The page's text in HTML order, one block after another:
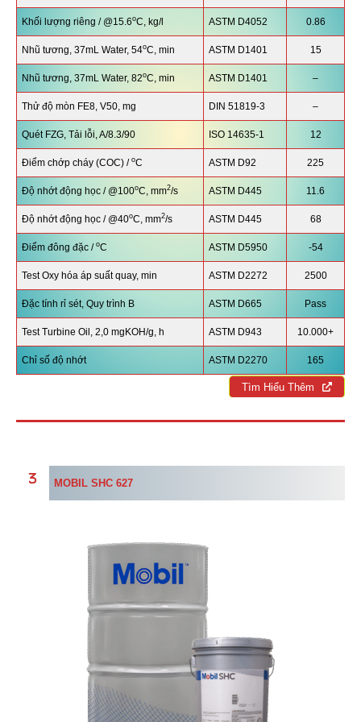
Khối lượng riêng / @15.6oC, kg/l ASTM D4052 0.86
Nhũ tương, 37mL Water, 54oC, min ASTM D1401 15
Nhũ tương, 37mL Water, 82oC, min ASTM D1401 –
Thử độ mòn FE8, V50, mg DIN 51819-3 –
Quét FZG, Tải lỗi, A/8.3/90 ISO 14635-1 12
Điểm chớp cháy (COC) / oC ASTM D92 225
Độ nhớt động học / @100oC, mm2/s ASTM D445 11.6
Độ nhớt động học / @40oC, mm2/s ASTM D445 68
Điểm đông đặc / oC ASTM D5950 -54
Test Oxy hóa áp suất quay, min ASTM D2272 2500
Đặc tính rỉ sét, Quy trình B ASTM D665 Pass
Test Turbine Oil, 2,0 mgKOH/g, h ASTM D943 10.000+
Chỉ số độ nhớt ASTM D2270 165
Tìm Hiểu Thêm
MOBIL SHC 627